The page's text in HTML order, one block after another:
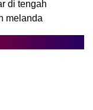
di tengah
melanda